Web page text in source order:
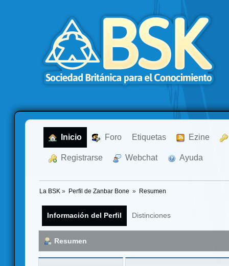
Inicio Foro Etiquetas Ezine
Registrarse Webchat Ayuda
La BSK » Perfil de Zanbar Bone » Resumen
Información del Perfil Distinciones
Resumen